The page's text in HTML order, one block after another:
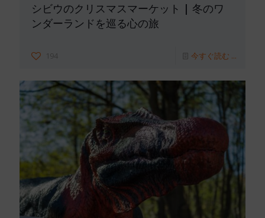
シビウのクリスマスマーケット | 冬のワ
ンダーランドを巡る心の旅
194 今すぐ読む ...